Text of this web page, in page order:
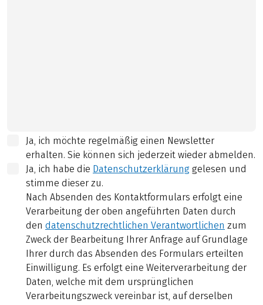
Ja, ich möchte regelmäßig einen Newsletter
erhalten. Sie können sich jederzeit wieder abmelden.
Ja, ich habe die Datenschutzerklärung gelesen und
stimme dieser zu.
Nach Absenden des Kontaktformulars erfolgt eine
Verarbeitung der oben angeführten Daten durch
den datenschutzrechtlichen Verantwortlichen zum
Zweck der Bearbeitung Ihrer Anfrage auf Grundlage
Ihrer durch das Absenden des Formulars erteilten
Einwilligung. Es erfolgt eine Weiterverarbeitung der
Daten, welche mit dem ursprünglichen
Verarbeitungszweck vereinbar ist, auf derselben